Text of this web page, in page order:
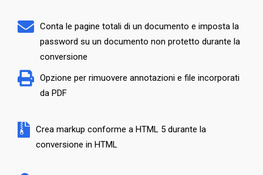
Conta le pagine totali di un documento e imposta la
password su un documento non protetto durante la
conversione
Opzione per rimuovere annotazioni e file incorporati
da PDF
Crea markup conforme a HTML 5 durante la
conversione in HTML